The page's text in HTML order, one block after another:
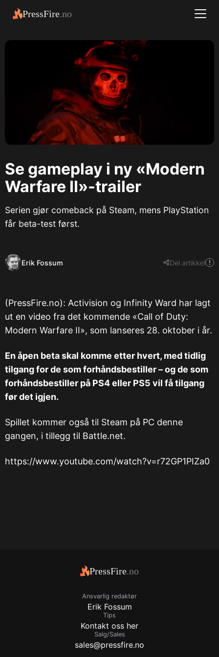
PressFire.no
Se gameplay i ny «Modern
Warfare II»-trailer
Serien gjør comeback på Steam, mens PlayStation
får beta-test først.
Erik Fossum Del artikkel
​(PressFire.no): Activision og Infinity Ward har lagt
ut en video fra det kommende «Call of Duty:
Modern Warfare II», som lanseres 28. oktober i år.
En åpen beta skal komme etter hvert, med tidlig
tilgang for de som forhåndsbestiller – og de som
forhåndsbestiller på PS4 eller PS5 vil få tilgang
før det igjen.
Spillet kommer også til Steam på PC denne
gangen, i tillegg til Battle.net.
https://www.youtube.com/watch?v=r72GP1PIZa0
PressFire.no
Ansvarlig redaktør
Erik Fossum
Tips
Kontakt oss her
Salg/Sales
sales@pressfire.no